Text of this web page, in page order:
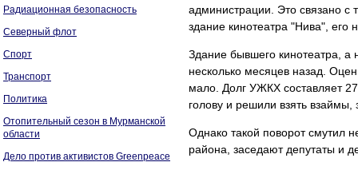
Радиационная безопасность
Северный флот
Спорт
Транспорт
Политика
Отопительный сезон в Мурманской
области
Дело против активистов Greenpeace
администрации. Это связано с
здание кинотеатра "Нива", его
Здание бывшего кинотеатра, а
несколько месяцев назад.
мало. Долг УЖКХ составляет
голову и решили взять
Однако такой поворот смутил
района, заседают депутаты и